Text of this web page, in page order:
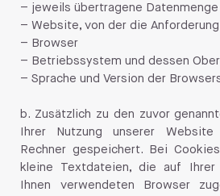
– jeweils übertragene Datenmenge
– Website, von der die
– Browser
– Betriebssystem und dessen
– Sprache und Version der
b. Zusätzlich zu den zuvor
Ihrer Nutzung unserer
Rechner gespeichert. Bei
kleine Textdateien, die auf
Ihnen verwendeten Browser